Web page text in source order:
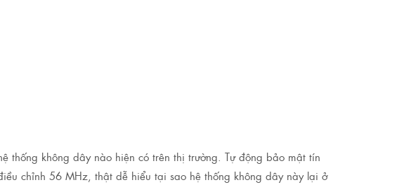
thống không dây nào hiện có trên thị trường. Tự động bảo mật tín
chỉnh 56 MHz, thật dễ hiểu tại sao hệ thống không dây này lại ở